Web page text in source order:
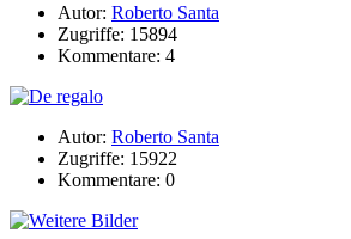
Autor: Roberto Santa
Zugriffe: 15894
Kommentare: 4
Autor: Roberto Santa
Zugriffe: 15922
Kommentare: 0